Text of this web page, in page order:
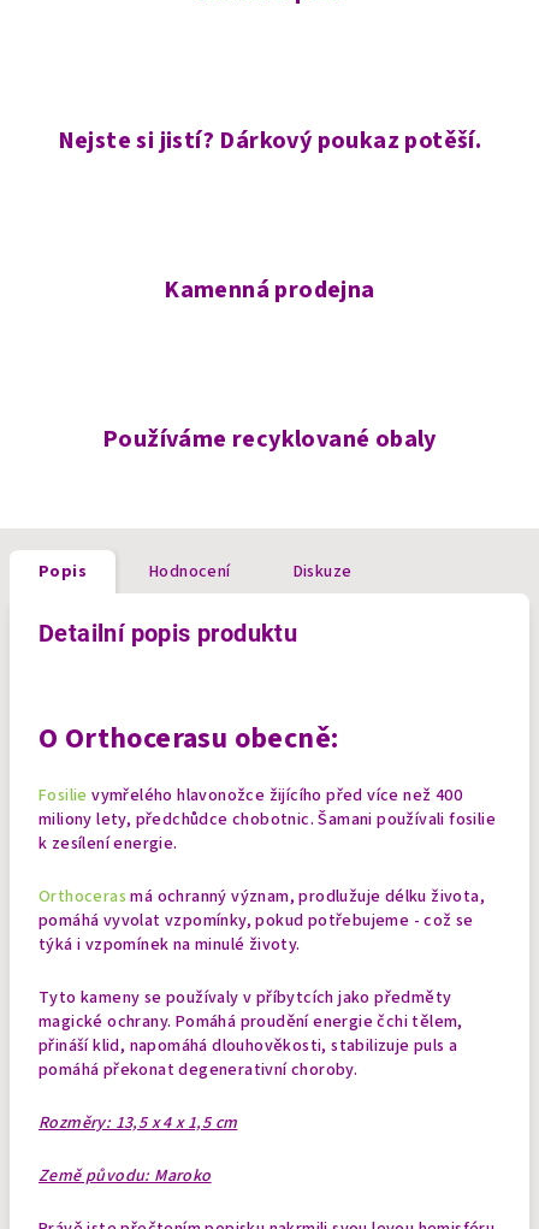
Nejste si jistí? Dárkový poukaz potěší.
Kamenná prodejna
Používáme recyklované obaly
Popis Hodnocení Diskuze
Detailní popis produktu
O Orthocerasu obecně:
Fosilie vymřelého hlavonožce žijícího před více než 400
miliony lety, předchůdce chobotnic. Šamani používali fosilie
k zesílení energie.
Orthocerasmá ochranný význam, prodlužuje délku života,
pomáhá vyvolat vzpomínky, pokud potřebujeme - což se
týká i vzpomínek na minulé životy.
Tyto kameny se používaly v příbytcích jako předměty
magické ochrany. Pomáhá proudění energie čchi tělem,
přináší klid, napomáhá dlouhověkosti, stabilizuje puls a
pomáhá překonat degenerativní choroby.
Rozměry: 13,5 x 4 x 1,5 cm
Země původu: Maroko